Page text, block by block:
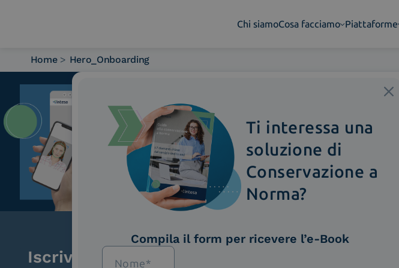
Chi siamoCosa facciamo Piattaforme
Chi siamo
Cosa facciamo
Piattaforme
Industry
News e Media
Contattaci
Home > Hero_Onboarding
Iscriviti alla newsletter
Ti interessa una
soluzione di
Conservazione a
Norma?
Compila il form per ricevere l’e-Book